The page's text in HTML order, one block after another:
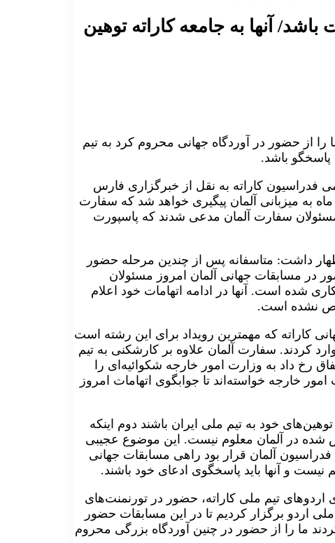
آنها به جامعه کاراته توهین
را از حضور در آوردگاه جهانی محروم کرد به تیم
پاسخگو باشد.
فدراسیون کاراته به نقل از خبرگزاری فارس
به میزبانی آلمان پیگیری خواهد شد که سفارت
مسئولان سفارت آلمان مدعی شدند که پاسپورت
داشت: متاسفانه پس از چندین مرحله حضور
در مسابقات جهانی آلمان امروز مسئولان
شده است. آنها در ادامه اتهامات خود اعلام
نشده است.
کاراته که مهمترین رویداد برای این رشته است
کردند. سفارت آلمان علاوه بر کارشکنی‌ به تیم
رخ داد به وزارت امور خارجه شکوائیه‌ای را
آنها سفیر آلمان را ساعت ۱۵:۳۰ به وزارت امور خارجه خواسته‌اند تا جوابگوی اتهامات امروز
توهین‌های خود به تیم ملی ایران باشند دوم اینکه
شده در آلمان معلوم نیست. این موضوع عجیبی
آلمان قرار بود راهی مسابقات جهانی
و آنها باید پاسخگوی ادعای خود باشند.
اردوهای تیم ملی کاراته، حضور در تورنمنت‌های
اردو برگزار کردیم تا در این مسابقات حضور
کردند ما را از حضور در چنین آوردگاه بزرگی محروم